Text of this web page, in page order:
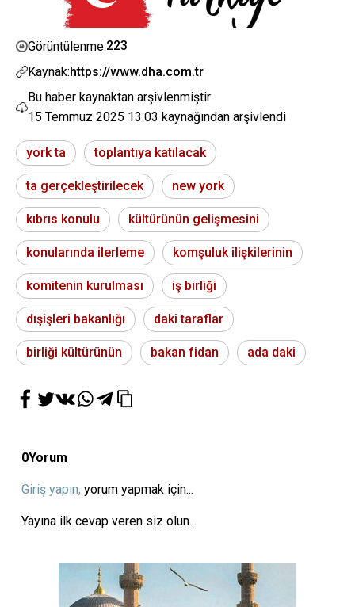
Görüntülenme:223
Kaynak:https://www.dha.com.tr
Bu haber kaynaktan arşivlenmiştir
15 Temmuz 2025 13:03 kaynağından arşivlendi
york ta toplantıya katılacak
ta gerçekleştirilecek new york
kıbrıs konulu kültürünün gelişmesini
konularında ilerleme komşuluk ilişkilerinin
komitenin kurulması iş birliği
dışişleri bakanlığı daki taraflar
birliği kültürünün bakan fidan ada daki
0Yorum
Giriş yapın, yorum yapmak için...
Yayına ilk cevap veren siz olun...